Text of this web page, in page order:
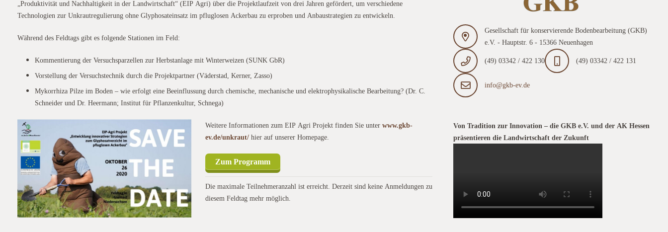
„Produktivität und Nachhaltigkeit in der Landwirtschaft“ (EIP Agri) über die Projektlaufzeit von drei Jahren gefördert, um verschiedene
Technologien zur Unkrautregulierung ohne Glyphosateinsatz im pfluglosen Ackerbau zu erproben und Anbaustrategien zu entwickeln.
Während des Feldtags gibt es folgende Stationen im Feld:
Kommentierung der Versuchsparzellen zur Herbstanlage mit Winterweizen (SUNK GbR)
Vorstellung der Versuchstechnik durch die Projektpartner (Väderstad, Kerner, Zasso)
Mykorrhiza Pilze im Boden – wie erfolgt eine Beeinflussung durch chemische, mechanische und elektrophysikalische Bearbeitung? (Dr. C.
Schneider und Dr. Heermann; Institut für Pflanzenkultur, Schnega)
Weitere Informationen zum EIP Agri Projekt finden Sie unter www.gkb-
ev.de/unkraut/ hier auf unserer Homepage.
Zum Programm
Die maximale Teilnehmeranzahl ist erreicht. Derzeit sind keine Anmeldungen zu
diesem Feldtag mehr möglich.
Gesellschaft für konservierende Bodenbearbeitung (GKB)
e.V. - Hauptstr. 6 - 15366 Neuenhagen
(49) 03342 / 422 130
(49) 03342 / 422 131
info@gkb-ev.de
Von Tradition zur Innovation – die GKB e.V. und der AK Hessen
präsentieren die Landwirtschaft der Zukunft